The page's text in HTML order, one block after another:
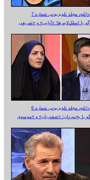
دانلود مجله تلویزیونی شماره 7
دانلود مجله تلویزیونی شماره 6